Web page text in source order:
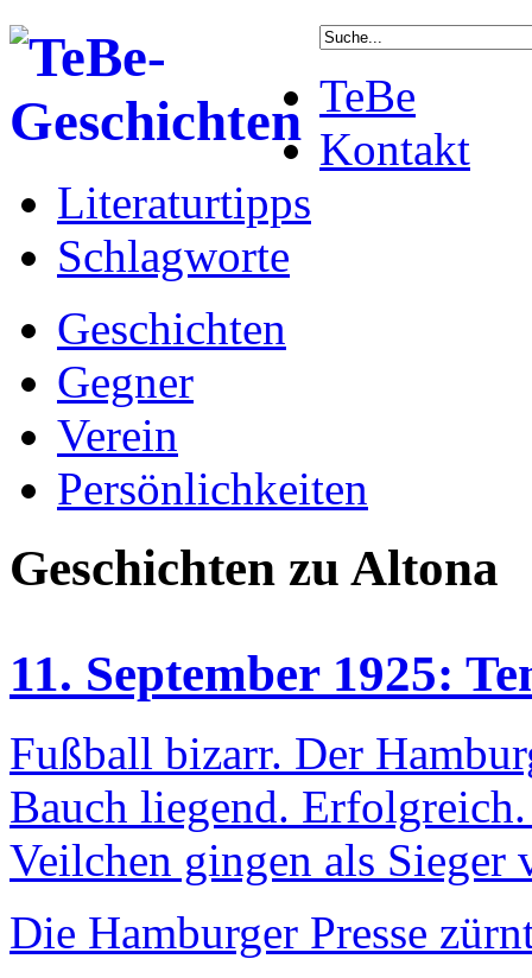
TeBe
Kontakt
Literaturtipps
Schlagworte
Geschichten
Gegner
Verein
Persönlichkeiten
Geschichten zu Altona
11. September 1925:
Fußball bizarr. Der
Bauch liegend.
Veilchen gingen als Sieger
Die Hamburger Presse